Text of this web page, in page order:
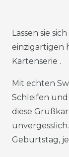
Lassen sie
einzigartigen
Kartenserie .
Mit echten
Schleifen und
diese
Geburtstag,